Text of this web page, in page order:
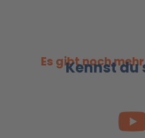
Es gibt noch
Kennst du